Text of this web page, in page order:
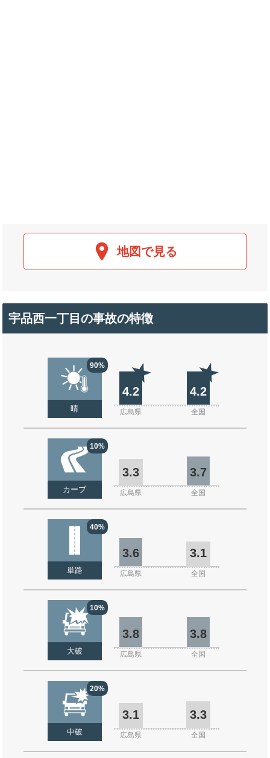
地図で見る
宇品西一丁目の事故の特徴
90%
晴
4.2 4.2
広島県 全国
10%
カーブ
3.3 3.7
広島県 全国
40%
単路
3.6 3.1
広島県 全国
10%
大破
3.8 3.8
広島県 全国
20%
中破
3.1 3.3
広島県 全国